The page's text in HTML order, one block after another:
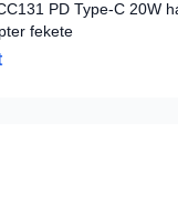
PD Type-C 20W
fekete